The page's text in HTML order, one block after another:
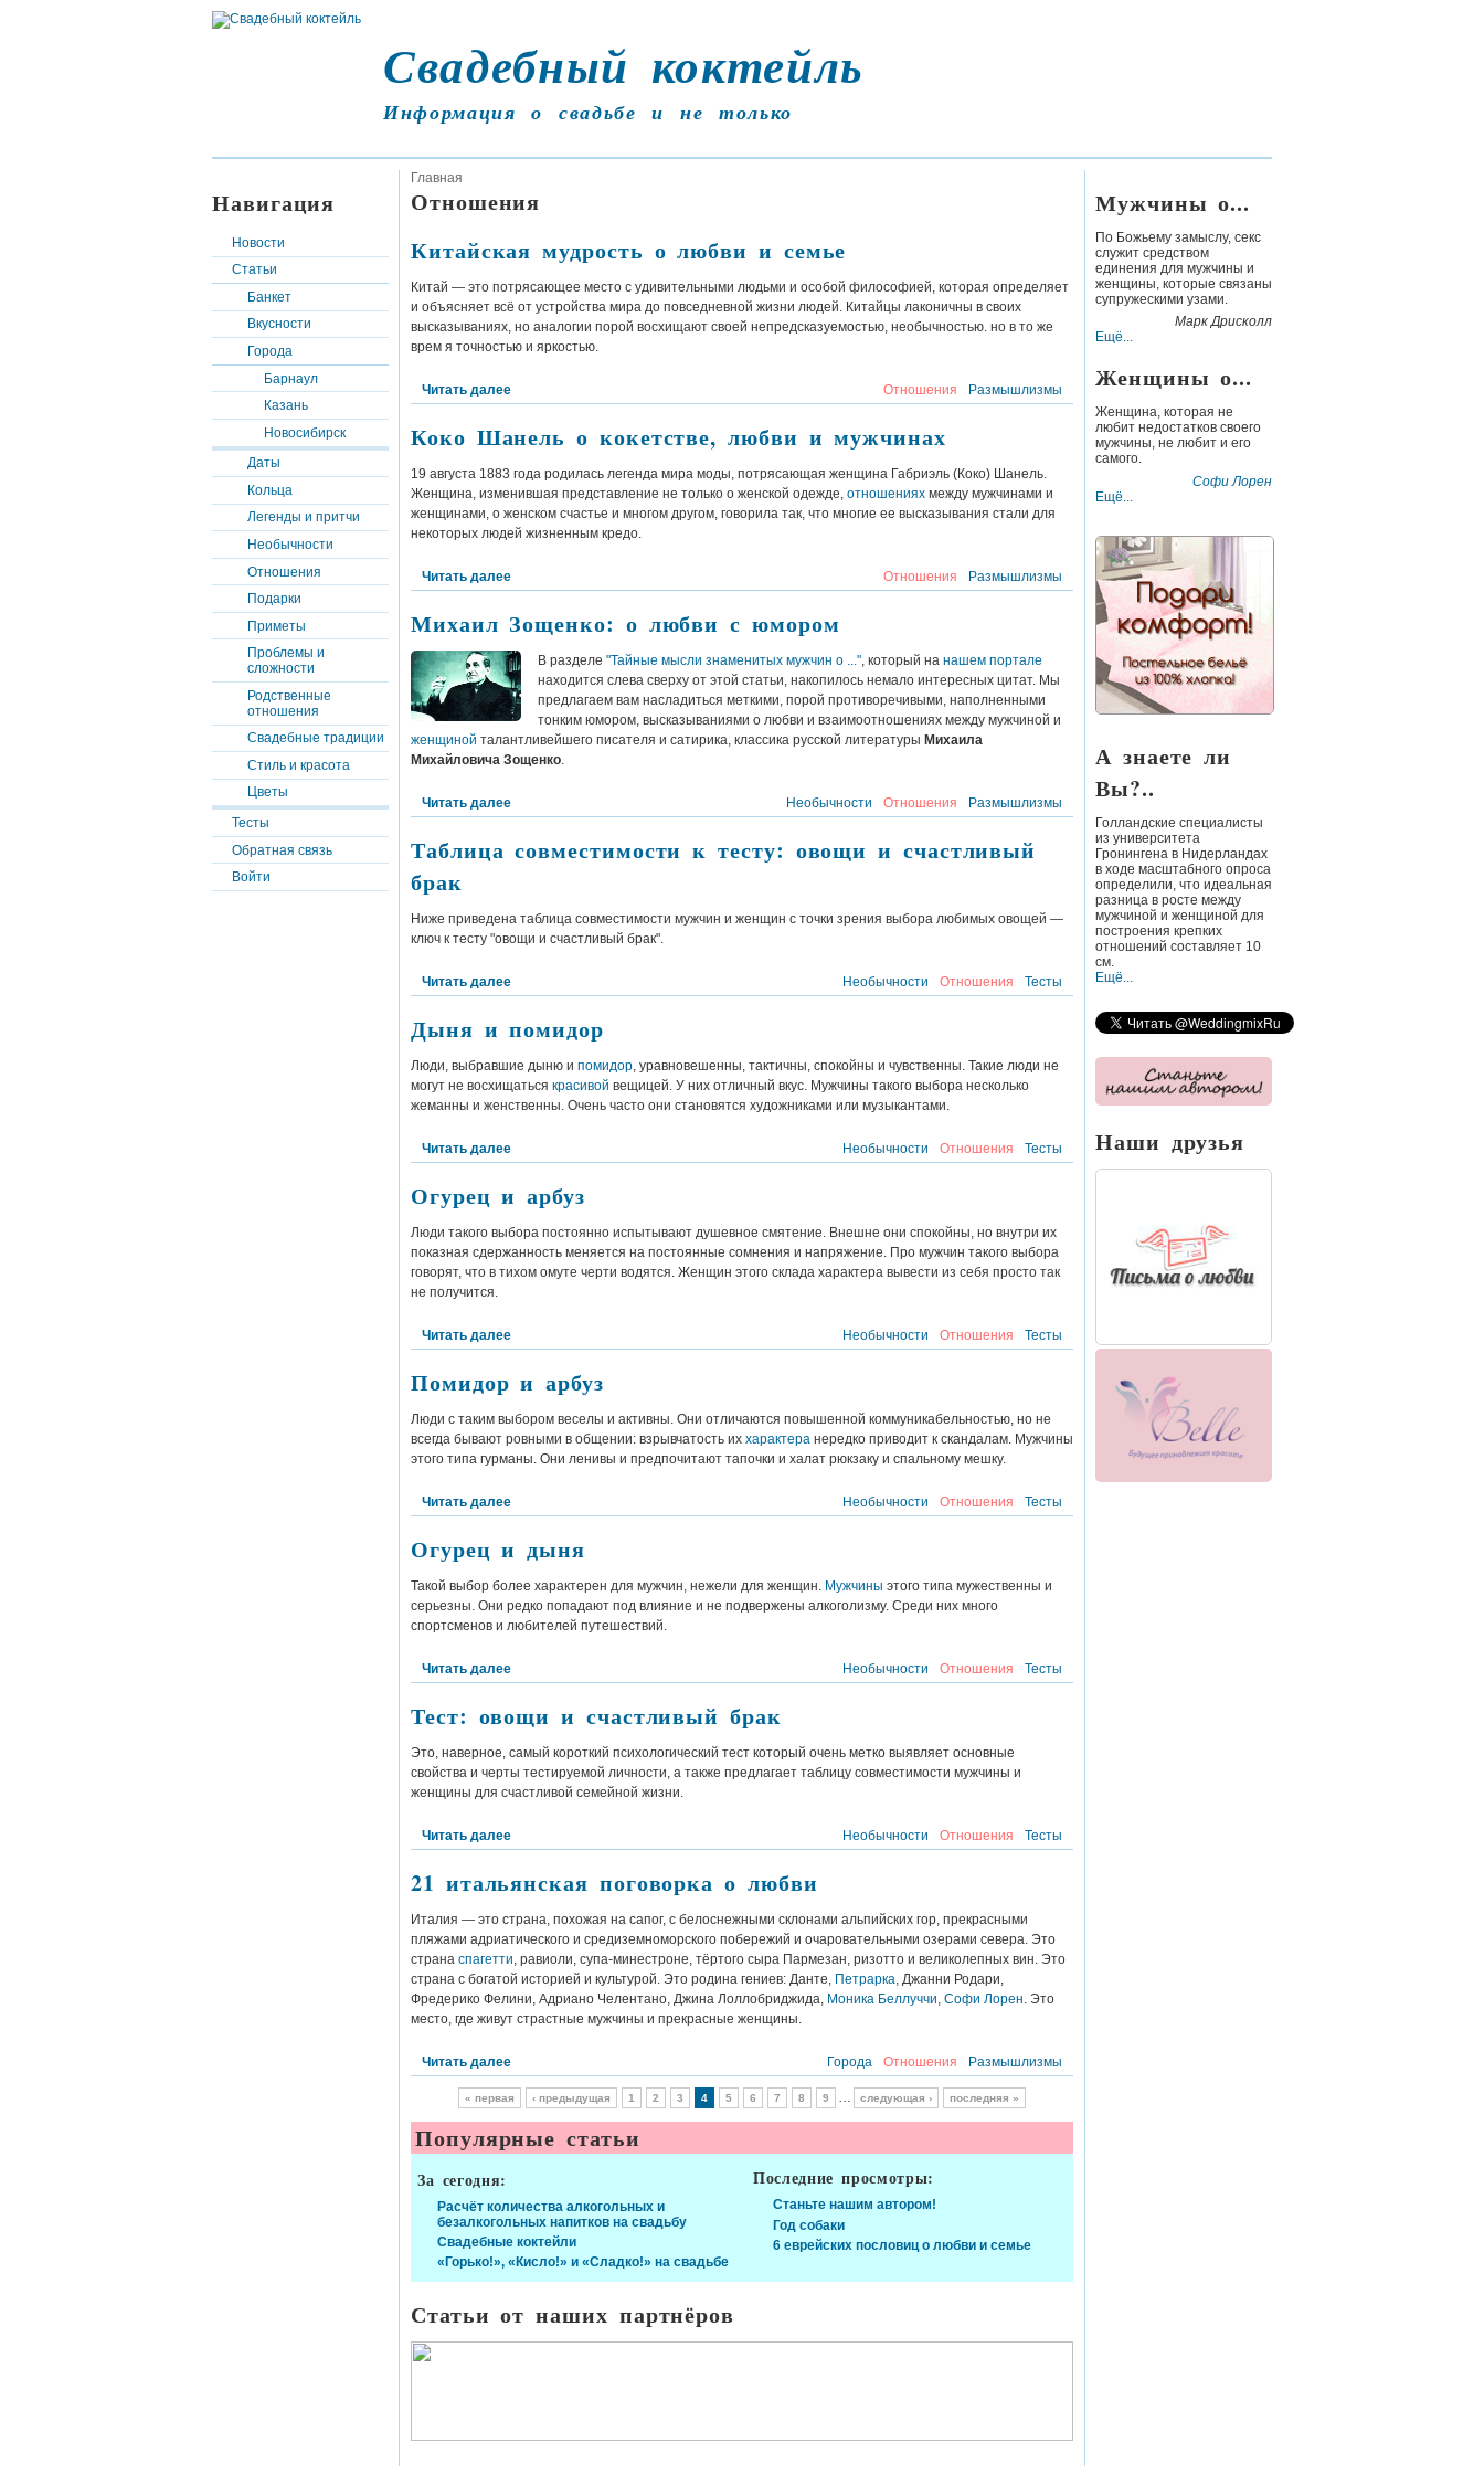
Свадебный коктейль
Информация о свадьбе и не только
Навигация
Новости
Статьи
Банкет
Вкусности
Города
Барнаул
Казань
Новосибирск
Даты
Кольца
Легенды и притчи
Необычности
Отношения
Подарки
Приметы
Проблемы и
сложности
Родственные
отношения
Свадебные традиции
Стиль и красота
Цветы
Тесты
Обратная связь
Войти
Главная
Отношения
Китайская мудрость о любви и семье
Китай — это потрясающее место с удивительными людьми и особой философией, которая определяет
и объясняет всё от устройства мира до повседневной жизни людей. Китайцы лаконичны в своих
высказываниях, но аналогии порой восхищают своей непредсказуемостью, необычностью. но в то же
врем я точностью и яркостью.
Читать далее Отношения Размышлизмы
Коко Шанель о кокетстве, любви и мужчинах
19 августа 1883 года родилась легенда мира моды, потрясающая женщина Габриэль (Коко) Шанель.
Женщина, изменившая представление не только о женской одежде, отношениях между мужчинами и
женщинами, о женском счастье и многом другом, говорила так, что многие ее высказывания стали для
некоторых людей жизненным кредо.
Читать далее Отношения Размышлизмы
Михаил Зощенко: о любви с юмором
В разделе "Тайные мысли знаменитых мужчин о ...", который на нашем портале
находится слева сверху от этой статьи, накопилось немало интересных цитат. Мы
предлагаем вам насладиться меткими, порой противоречивыми, наполненными
тонким юмором, высказываниями о любви и взаимоотношениях между мужчиной и
женщиной талантливейшего писателя и сатирика, классика русской литературы Михаила
Михайловича Зощенко.
Читать далее Необычности Отношения Размышлизмы
Таблица совместимости к тесту: овощи и счастливый
брак
Ниже приведена таблица совместимости мужчин и женщин с точки зрения выбора любимых овощей —
ключ к тесту "овощи и счастливый брак".
Читать далее Необычности Отношения Тесты
Дыня и помидор
Люди, выбравшие дыню и помидор, уравновешенны, тактичны, спокойны и чувственны. Такие люди не
могут не восхищаться красивой вещицей. У них отличный вкус. Мужчины такого выбора несколько
жеманны и женственны. Очень часто они становятся художниками или музыкантами.
Читать далее Необычности Отношения Тесты
Огурец и арбуз
Люди такого выбора постоянно испытывают душевное смятение. Внешне они спокойны, но внутри их
показная сдержанность меняется на постоянные сомнения и напряжение. Про мужчин такого выбора
говорят, что в тихом омуте черти водятся. Женщин этого склада характера вывести из себя просто так
не получится.
Читать далее Необычности Отношения Тесты
Помидор и арбуз
Люди с таким выбором веселы и активны. Они отличаются повышенной коммуникабельностью, но не
всегда бывают ровными в общении: взрывчатость их характера нередко приводит к скандалам. Мужчины
этого типа гурманы. Они ленивы и предпочитают тапочки и халат рюкзаку и спальному мешку.
Читать далее Необычности Отношения Тесты
Огурец и дыня
Такой выбор более характерен для мужчин, нежели для женщин. Мужчины этого типа мужественны и
серьезны. Они редко попадают под влияние и не подвержены алкоголизму. Среди них много
спортсменов и любителей путешествий.
Читать далее Необычности Отношения Тесты
Тест: овощи и счастливый брак
Это, наверное, самый короткий психологический тест который очень метко выявляет основные
свойства и черты тестируемой личности, а также предлагает таблицу совместимости мужчины и
женщины для счастливой семейной жизни.
Читать далее Необычности Отношения Тесты
21 итальянская поговорка о любви
Италия — это страна, похожая на сапог, с белоснежными склонами альпийских гор, прекрасными
пляжами адриатического и средиземноморского побережий и очаровательными озерами севера. Это
страна спагетти, равиоли, супа-минестроне, тёртого сыра Пармезан, ризотто и великолепных вин. Это
страна с богатой историей и культурой. Это родина гениев: Данте, Петрарка, Джанни Родари,
Фредерико Фелини, Адриано Челентано, Джина Лоллобриджида, Моника Беллуччи, Софи Лорен. Это
место, где живут страстные мужчины и прекрасные женщины.
Читать далее Города Отношения Размышлизмы
« первая ‹ предыдущая 1 2 3 4 5 6 7 8 9 … следующая › последняя »
Популярные статьи
За сегодня:
Расчёт количества алкогольных и
безалкогольных напитков на свадьбу
Свадебные коктейли
«Горько!», «Кисло!» и «Сладко!» на свадьбе
Последние просмотры:
Станьте нашим автором!
Год собаки
6 еврейских пословиц о любви и семье
Статьи от наших партнёров
Мужчины о...
По Божьему замыслу, секс
служит средством
единения для мужчины и
женщины, которые связаны
супружескими узами.
Марк Дрисколл
Ещё...
Женщины о...
Женщина, которая не
любит недостатков своего
мужчины, не любит и его
самого.
Софи Лорен
Ещё...
А знаете ли
Вы?..
Голландские специалисты
из университета
Гронингена в Нидерландах
в ходе масштабного опроса
определили, что идеальная
разница в росте между
мужчиной и женщиной для
построения крепких
отношений составляет 10
см.
Ещё...
Наши друзья